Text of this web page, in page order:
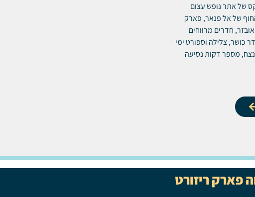
של אתר נופש עצום
של אל פנאר, פארק
חדרים מרווחים
כושר, צלילה וספורט ימי
מספר דקות נסיעה
פארק ריזורט